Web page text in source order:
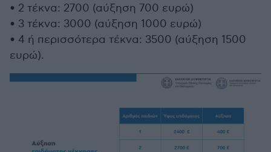
• 2 τέκνα: 2700 (αύξηση 700 ευρώ)
• 3 τέκνα: 3000 (αύξηση 1000 ευρώ)
• 4 ή περισσότερα τέκνα: 3500 (αύξηση 1500
ευρώ).